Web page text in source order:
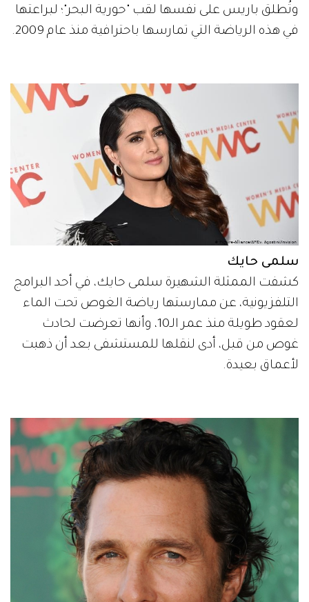
وتُطلق باريس على نفسها لقب "حورية البحر"؛ لبراعتها
في هذه الرياضة التي تمارسها باحترافية منذ عام 2009.
سلمى حايك
كشفت الممثلة الشهيرة سلمى حايك، في أحد البرامج
التلفزيونية، عن ممارستها رياضة الغوص تحت الماء
لعقود طويلة منذ عمر الـ10، وأنها تعرضت لحادث
غوص من قبل، أدى لنقلها للمستشفى بعد أن ذهبت
لأعماق بعيدة.